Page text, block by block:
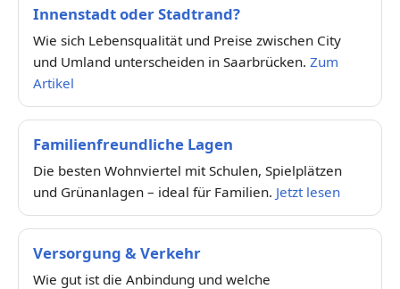
Innenstadt oder Stadtrand?
Wie sich Lebensqualität und Preise zwischen City
und Umland unterscheiden in Saarbrücken. Zum
Artikel
Familienfreundliche Lagen
Die besten Wohnviertel mit Schulen, Spielplätzen
und Grünanlagen – ideal für Familien. Jetzt lesen
Versorgung & Verkehr
Wie gut ist die Anbindung und welche